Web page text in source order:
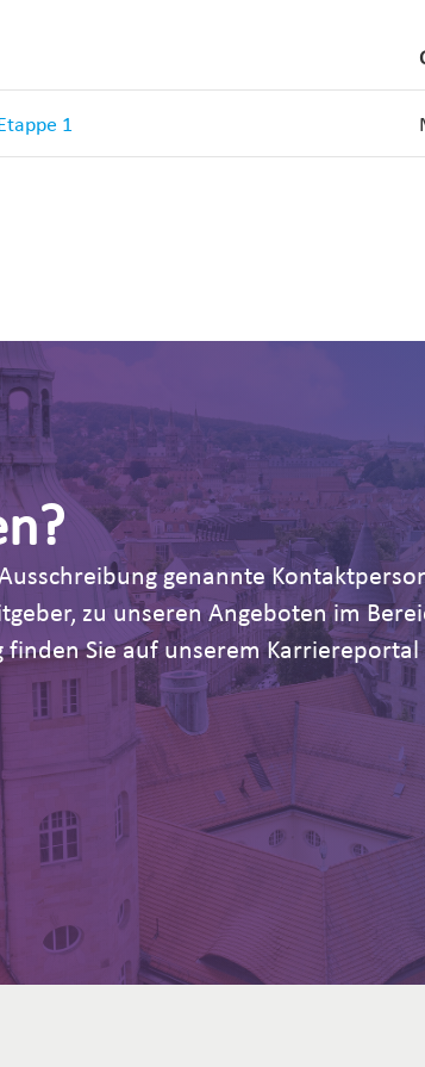
1
genannte
zu unseren Angeboten im
Sie auf unserem